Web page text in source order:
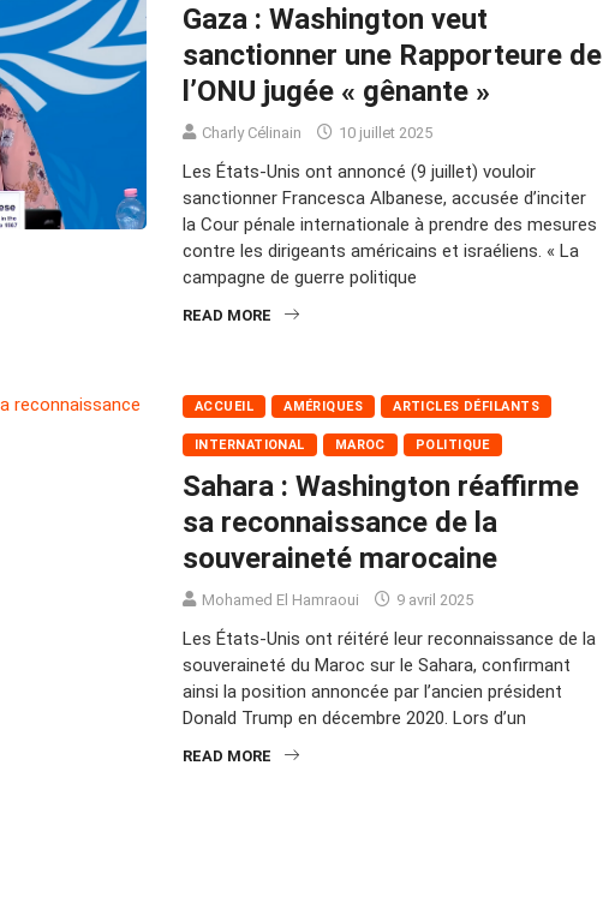
Gaza : Washington veut
sanctionner une Rapporteure de
l’ONU jugée « gênante »
Charly Célinain 10 juillet 2025
Les États-Unis ont annoncé (9 juillet) vouloir
sanctionner Francesca Albanese, accusée d’inciter
la Cour pénale internationale à prendre des mesures
contre les dirigeants américains et israéliens. « La
campagne de guerre politique
READ MORE
ACCUEIL AMÉRIQUES ARTICLES DÉFILANTS
INTERNATIONAL MAROC POLITIQUE
Sahara : Washington réaffirme
sa reconnaissance de la
souveraineté marocaine
Mohamed El Hamraoui 9 avril 2025
Les États-Unis ont réitéré leur reconnaissance de la
souveraineté du Maroc sur le Sahara, confirmant
ainsi la position annoncée par l’ancien président
Donald Trump en décembre 2020. Lors d’un
READ MORE